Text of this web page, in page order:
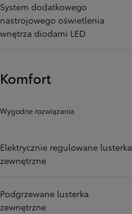
System dodatkowego
nastrojowego oświetlenia
wnętrza diodami LED
Komfort
Wygodne rozwiązania
Elektrycznie regulowane lusterka
zewnętrzne
Podgrzewane lusterka
zewnętrzne